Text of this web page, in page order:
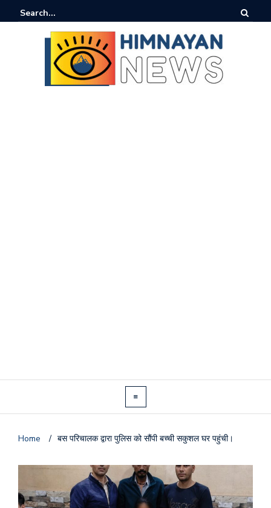
Home / बस परिचालक द्वारा पुलिस को सौंपी बच्ची सकुशल घर पहुंची।